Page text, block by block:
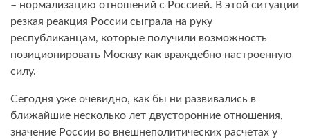
– нормализацию отношений с Россией. В этой ситуации
резкая реакция России сыграла на руку
республиканцам, которые получили возможность
позиционировать Москву как враждебно настроенную
силу.
Сегодня уже очевидно, как бы ни развивались в
ближайшие несколько лет двусторонние отношения,
значение России во внешнеполитических расчетах у